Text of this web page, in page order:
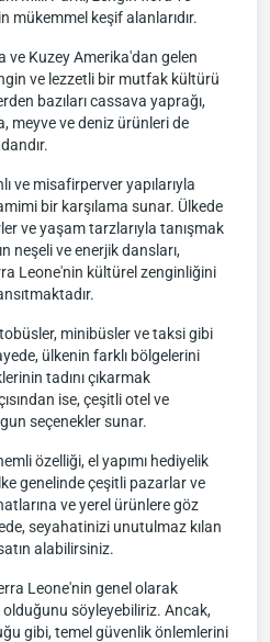
mükemmel keşif alanlarıdır.
ve Kuzey Amerika'dan gelen
ve lezzetli bir mutfak kültürü
bazıları cassava yaprağı,
meyve ve deniz ürünleri de
ve misafirperver yapılarıyla
bir karşılama sunar. Ülkede
ve yaşam tarzlarıyla tanışmak
neşeli ve enerjik dansları,
Leone'nin kültürel zenginliğini
minibüsler ve taksi gibi
ülkenin farklı bölgelerini
tadını çıkarmak
ise, çeşitli otel ve
seçenekler sunar.
özelliği, el yapımı hediyelik
genelinde çeşitli pazarlar ve
ve yerel ürünlere göz
seyahatinizi unutulmaz kılan
alabilirsiniz.
Leone'nin genel olarak
söyleyebiliriz. Ancak,
gibi, temel güvenlik önlemlerini